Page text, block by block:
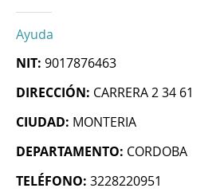
Ayuda
NIT: 9017876463
DIRECCIÓN: CARRERA 2 34 61
CIUDAD: MONTERIA
DEPARTAMENTO: CORDOBA
TELÉFONO: 3228220951